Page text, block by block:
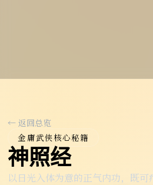
← 返回总览
金庸武侠核心秘籍
神照经
以日光入体为意的正气内功，既